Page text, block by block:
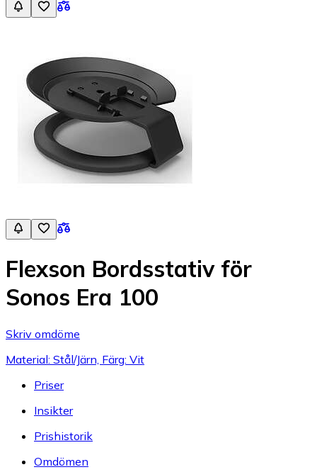
Flexson Bordsstativ för
Sonos Era 100
Skriv omdöme
Material: Stål/Järn, Färg: Vit
Priser
Insikter
Prishistorik
Omdömen